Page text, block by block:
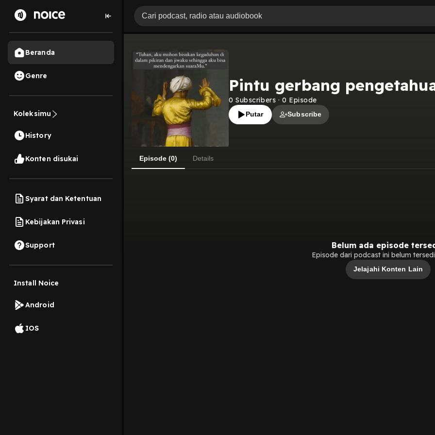
Beranda
Genre
Koleksimu
History
Konten disukai
Syarat dan Ketentuan
Kebijakan Privasi
Support
Install Noice
Android
IOS
Pintu gerbang
0 Subscribers · 0 Episode
Putar Subscribe
Episode (0) Details
Belum ada episode
Episode dari podcast ini belum
Jelajahi Konten Lain